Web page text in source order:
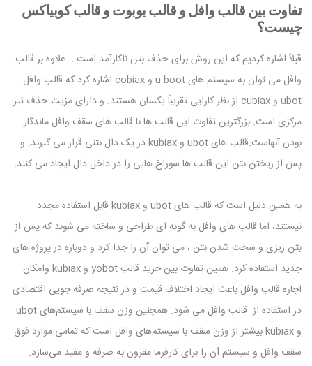
تفاوت بین قالب وافل و قالب یوبوت و قالب کوبیاکس
چیست؟
قبلاً اشاره کردیم که این روش برای حذف بتن ناکارآمد است . علاوه بر قالب
وافل می توان به سیستم های u-boot و cobiax اشاره کرد که قالب وافل
ubot و cubiax از نظر کارایی تقریباً یکسان هستند. و دارای مزیت حذف تیر
مرکزی است. بزرگترین تفاوت این قالب ها با قالب های سقف وافل ماندگار
بودن آنهاست.قالب های ubot و kubiax در یک دال بتنی قرار می گیرند. و
پس از ریختن بتن این قالب ها سوراخ هایی را در داخل دال ایجاد می کنند.
به همین دلیل است که قالب های ubot و kubiax قابل استفاده مجدد
نیستند، اما قالب های وافل به گونه ای طراحی و ساخته می شوند که پس از
بتن ریزی و سخت شدن بتن ، می توان آن را جدا کرد و دوباره در پروژه های
جدید استفاده کرد. همین تفاوت بین خرید قالب yobot و kubiax وامکان
اجاره قالب وافل باعث ایجاد اختلاف قیمت و در نتیجه صرفه جویی اقتصادی
در استفاده از قالب وافل می شود. همچنین وزن سقف با سیستم‌های ubot
و kubiax بیشتر از وزن سقف با سیستم‌های وافل است که تمامی موارد فوق
سقف وافل و سیستم آن را برای کارفرما مقرون به صرفه و مفید می‌سازد.